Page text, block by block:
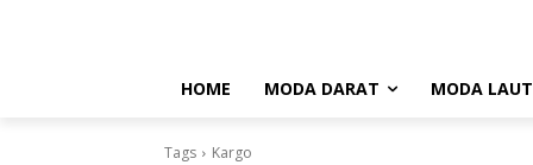
HOME MODA DARAT MODA LAUT
Tags Kargo